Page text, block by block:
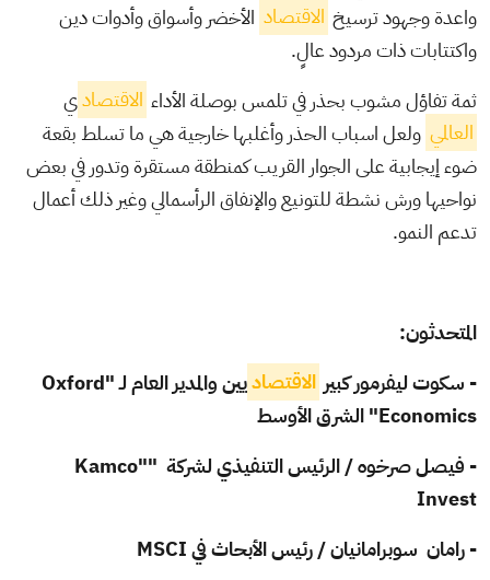
واعدة وجهود ترسيخ الاقتصاد الأخضر وأسواق وأدوات دين
واكتتابات ذات مردود عالٍ.
ثمة تفاؤل مشوب بحذر في تلمس بوصلة الأداء الاقتصادي
العالمي ولعل اسباب الحذر وأغلبها خارجية هي ما تسلط بقعة
ضوء إيجابية على الجوار القريب كمنطقة مستقرة وتدور في بعض
نواحيها ورش نشطة للتونيع والإنفاق الرأسمالي وغير ذلك أعمال
تدعم النمو.
المتحدثون:
- سكوت ليفرمور كبير الاقتصاد
يين والمدير العام لـ "Oxford
Economics" الشرق الأوسط
- فيصل صرخوه / الرئيس التنفيذي لشركة ""Kamco
Invest
- رامان سوبرامانيان / رئيس الأبحاث في MSCI